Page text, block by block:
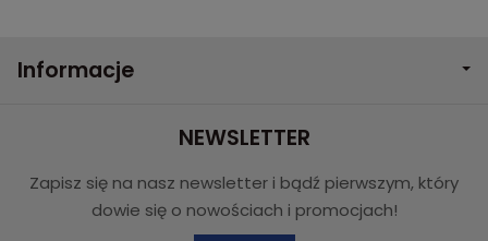
Informacje
NEWSLETTER
Zapisz się na nasz newsletter i bądź pierwszym, który
dowie się o nowościach i promocjach!